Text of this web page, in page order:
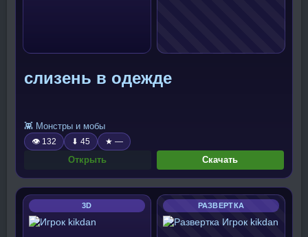
слизень в одежде
👾 Монстры и мобы
👁 132 ⬇ 45 ★ —
Открыть Скачать
3D РАЗВЕРТКА